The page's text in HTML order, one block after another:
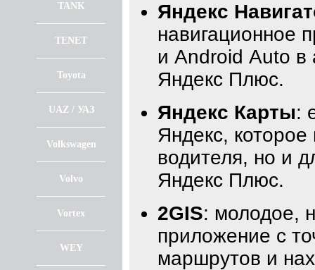
TANK
TENET
Toyota
UAZ / УАЗ
Volkswagen
Volvo
Vortex
WEY
Яндекс
навигационное
и Android Auto в
Яндекс Плюс.
Яндекс Карты:
Яндекс,
водителя, но и
Яндекс Плюс.
2GIS: молодое,
приложение с
маршрутов и